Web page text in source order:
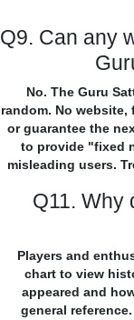
Q9. Can any
No. The Guru
random. No
or guarantee the
to provide "fixed
misleading users.
Q11. Why
Players and
chart to view
appeared and
general